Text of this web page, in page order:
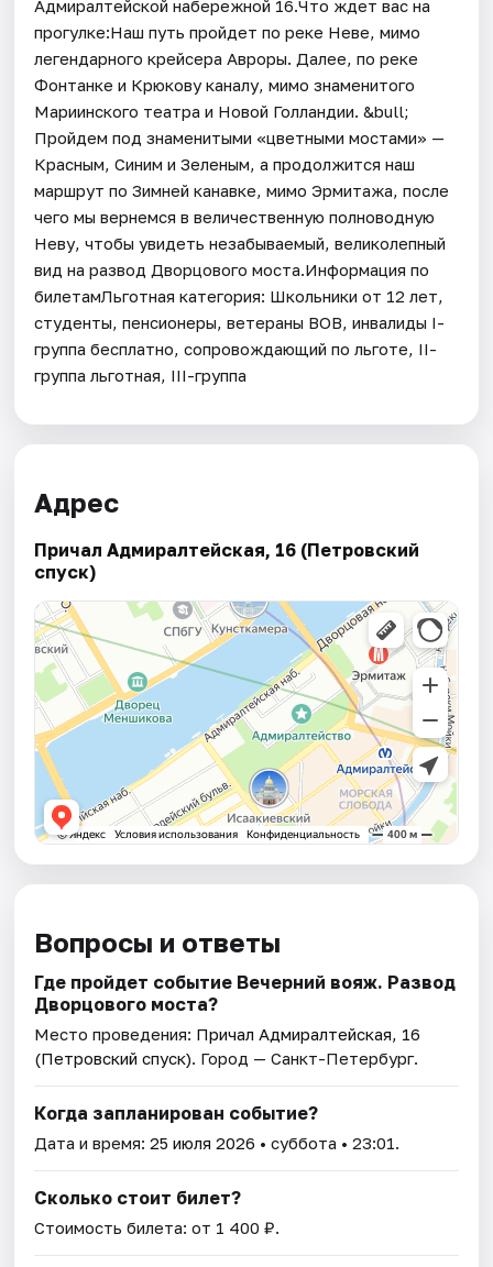
Адмиралтейской набережной 16.Что ждет вас на
прогулке:Наш путь пройдет по реке Неве, мимо
легендарного крейсера Авроры. Далее, по реке
Фонтанке и Крюкову каналу, мимо знаменитого
Мариинского театра и Новой Голландии. &bull;
Пройдем под знаменитыми «цветными мостами» —
Красным, Синим и Зеленым, а продолжится наш
маршрут по Зимней канавке, мимо Эрмитажа, после
чего мы вернемся в величественную полноводную
Неву, чтобы увидеть незабываемый, великолепный
вид на развод Дворцового моста.Информация по
билетамЛьготная категория: Школьники от 12 лет,
студенты, пенсионеры, ветераны ВОВ, инвалиды I-
группа бесплатно, сопровождающий по льготе, II-
группа льготная, III-группа
Адрес
Причал Адмиралтейская, 16 (Петровский
спуск)
Вопросы и ответы
Где пройдет событие Вечерний вояж. Развод
Дворцового моста?
Место проведения: Причал Адмиралтейская, 16
(Петровский спуск). Город — Санкт-Петербург.
Когда запланирован событие?
Дата и время:25 июля 2026 • суббота • 23:01.
Сколько стоит билет?
Стоимость билета: от 1 400 ₽.